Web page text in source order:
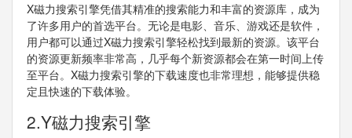
X磁力搜索引擎凭借其精准的搜索能力和丰富的资源库，成为
了许多用户的首选平台。无论是电影、音乐、游戏还是软件，
用户都可以通过X磁力搜索引擎轻松找到最新的资源。该平台
的资源更新频率非常高，几乎每个新资源都会在第一时间上传
至平台。X磁力搜索引擎的下载速度也非常理想，能够提供稳
定且快速的下载体验。
2.Y磁力搜索引擎